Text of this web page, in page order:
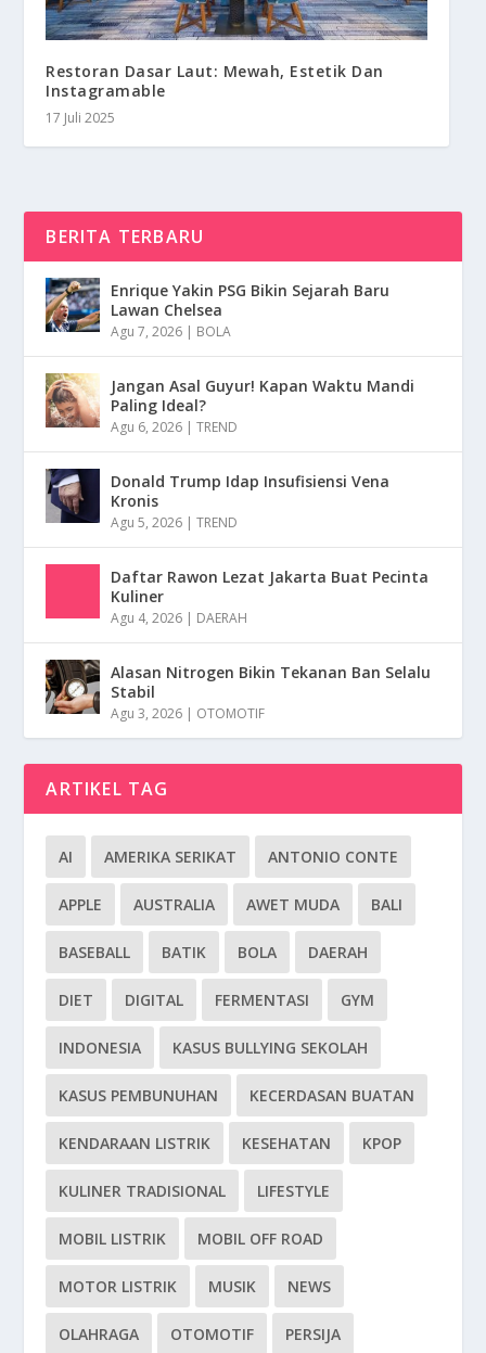
Restoran Dasar Laut: Mewah, Estetik Dan
Instagramable
17 Juli 2025
BERITA TERBARU
Enrique Yakin PSG Bikin Sejarah Baru
Lawan Chelsea
Agu 7, 2026 | BOLA
Jangan Asal Guyur! Kapan Waktu Mandi
Paling Ideal?
Agu 6, 2026 |TREND
Donald Trump Idap Insufisiensi Vena
Kronis
Agu 5, 2026 |TREND
Daftar Rawon Lezat Jakarta Buat Pecinta
Kuliner
Agu 4, 2026 | DAERAH
Alasan Nitrogen Bikin Tekanan Ban Selalu
Stabil
Agu 3, 2026 | OTOMOTIF
ARTIKEL TAG
AI AMERIKA SERIKAT ANTONIO CONTE
APPLE AUSTRALIA AWET MUDA BALI
BASEBALL BATIK BOLA DAERAH
DIET DIGITAL FERMENTASI GYM
INDONESIA KASUS BULLYING SEKOLAH
KASUS PEMBUNUHAN KECERDASAN BUATAN
KENDARAAN LISTRIK KESEHATAN KPOP
KULINER TRADISIONAL LIFESTYLE
MOBIL LISTRIK MOBIL OFF ROAD
MOTOR LISTRIK MUSIK NEWS
OLAHRAGA OTOMOTIF PERSIJA